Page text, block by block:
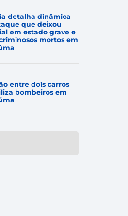
detalha dinâmica
que deixou
em estado grave e
mortos em
entre dois carros
bombeiros em